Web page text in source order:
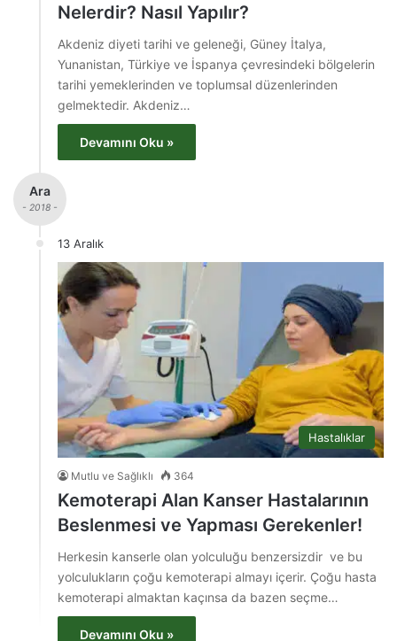
Nelerdir? Nasıl Yapılır?
Akdeniz diyeti tarihi ve geleneği, Güney İtalya,
Yunanistan, Türkiye ve İspanya çevresindeki bölgelerin
tarihi yemeklerinden ve toplumsal düzenlerinden
gelmektedir. Akdeniz…
Devamını Oku »
Ara
- 2018 -
13 Aralık
Hastalıklar
Mutlu ve Sağlıklı 364
Kemoterapi Alan Kanser Hastalarının
Beslenmesi ve Yapması Gerekenler!
Herkesin kanserle olan yolculuğu benzersizdir ve bu
yolculukların çoğu kemoterapi almayı içerir. Çoğu hasta
kemoterapi almaktan kaçınsa da bazen seçme…
Devamını Oku »